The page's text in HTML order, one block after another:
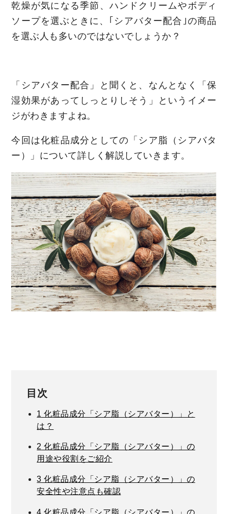
乾燥が気になる季節、ハンドクリームやボディ
ソープを選ぶときに、｢シアバター配合｣の商品
を選ぶ人も多いのではないでしょうか？
「シアバター配合」と聞くと、なんとなく「保
湿効果があってしっとりしそう」というイメー
ジがわきますよね。
今回は化粧品成分としての「シア脂（シアバタ
ー）」について詳しく解説していきます。
目次
1 化粧品成分「シア脂（シアバター）」と
は？
2 化粧品成分「シア脂（シアバター）」の
用途や役割をご紹介
3 化粧品成分「シア脂（シアバター）」の
安全性や注意点も確認
4 化粧品成分「シア脂（シアバター）」の